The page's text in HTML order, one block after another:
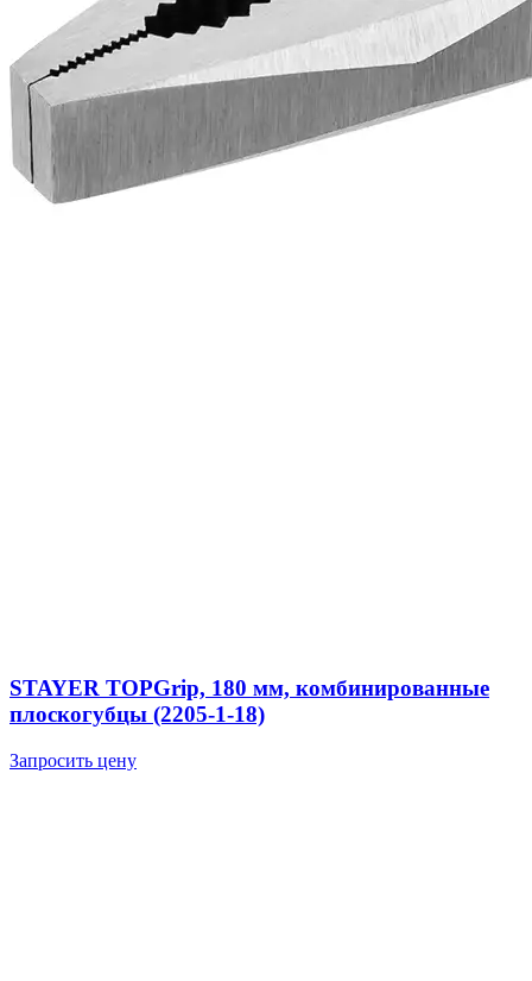
STAYER TOPGrip, 180 мм, комбинированные
плоскогубцы (2205-1-18)
Запросить цену